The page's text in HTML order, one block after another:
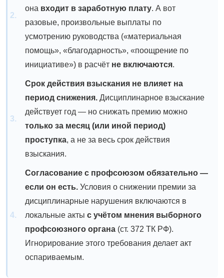
она входит в заработную плату. А вот
разовые, произвольные выплаты по
усмотрению руководства («материальная
помощь», «благодарность», «поощрение по
инициативе») в расчёт не включаются.
Срок действия взыскания не влияет на
период снижения. Дисциплинарное взыскание
действует год — но снижать премию можно
только за месяц (или иной период)
проступка, а не за весь срок действия
взыскания.
Согласование с профсоюзом обязательно —
если он есть. Условия о снижении премии за
дисциплинарные нарушения включаются в
локальные акты с учётом мнения выборного
профсоюзного органа (ст. 372 ТК РФ).
Игнорирование этого требования делает акт
оспариваемым.